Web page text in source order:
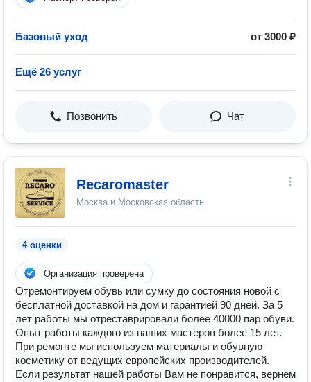
Базовый уход от 3000 ₽
Ещё 26 услуг
Позвонить Чат
Recaromaster
Москва и Московская область
4 оценки
Организация проверена
Отремонтируем обувь или сумку до состояния новой с
бесплатной доставкой на дом и гарантией 90 дней. За 5
лет работы мы отреставрировали более 40000 пар обуви.
Опыт работы каждого из наших мастеров более 15 лет.
При ремонте мы используем материалы и обувную
косметику от ведущих европейских производителей.
Если результат нашей работы Вам не понравится, вернем